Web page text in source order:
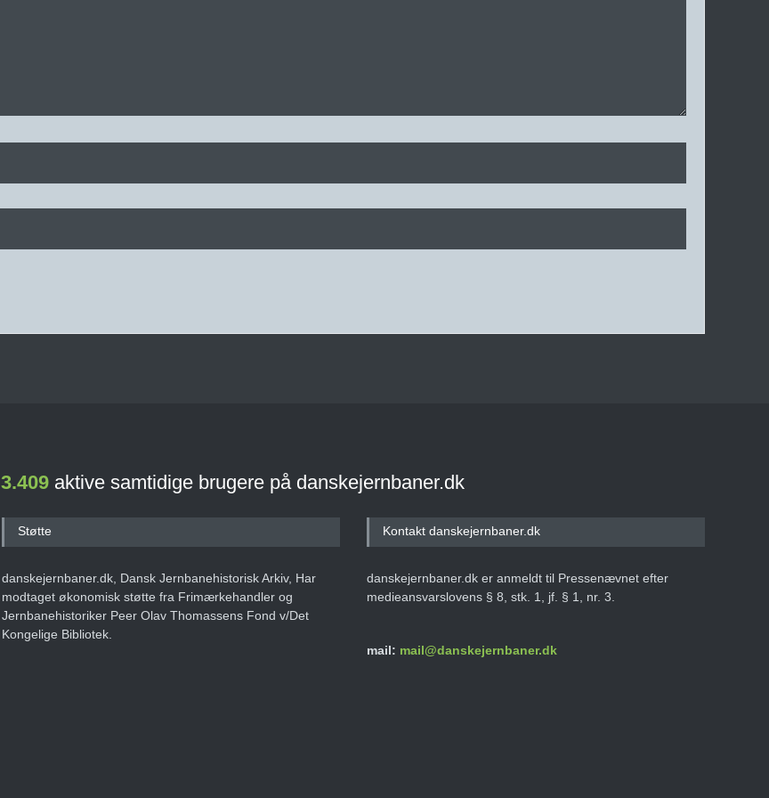
3.409 aktive samtidige brugere på danskejernbaner.dk
Støtte
danskejernbaner.dk, Dansk Jernbanehistorisk Arkiv, Har
modtaget økonomisk støtte fra Frimærkehandler og
Jernbanehistoriker Peer Olav Thomassens Fond v/Det
Kongelige Bibliotek.
Kontakt danskejernbaner.dk
danskejernbaner.dk er anmeldt til Pressenævnet efter
medieansvarslovens § 8, stk. 1, jf. § 1, nr. 3.
mail: mail@danskejernbaner.dk